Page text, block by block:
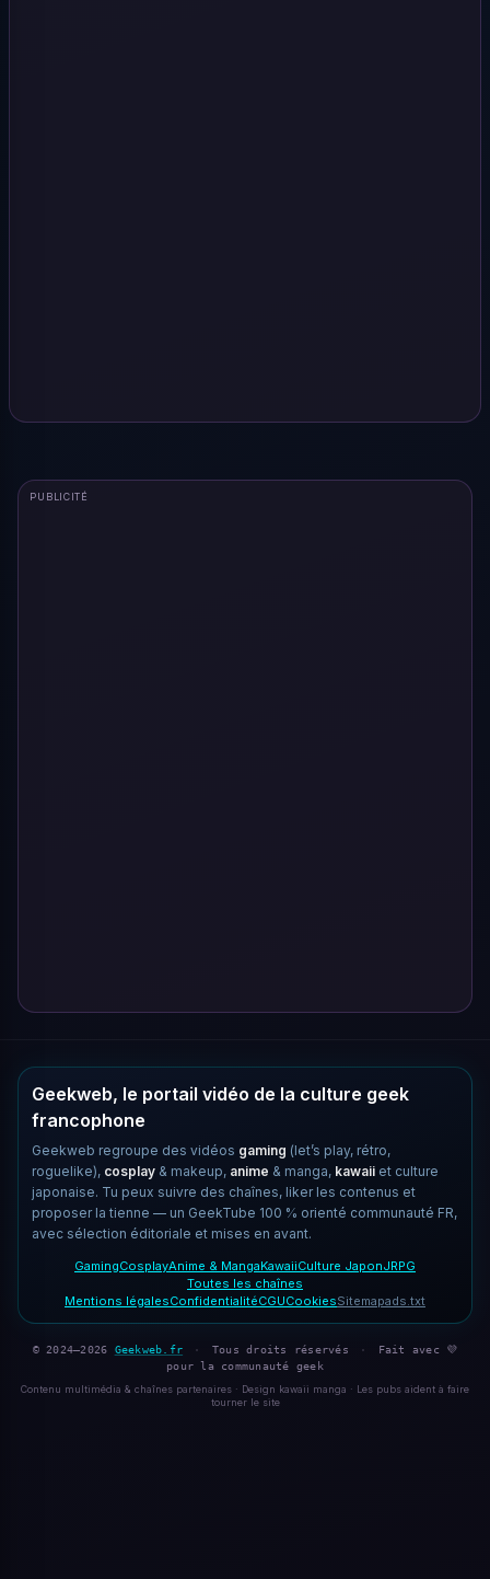
PUBLICITÉ
Geekweb, le portail vidéo de la culture geek
francophone
Geekweb regroupe des vidéos gaming (let’s play, rétro,
roguelike), cosplay & makeup, anime & manga, kawaii et culture
japonaise. Tu peux suivre des chaînes, liker les contenus et
proposer la tienne — un GeekTube 100 % orienté communauté FR,
avec sélection éditoriale et mises en avant.
GamingCosplayAnime & MangaKawaiiCulture JaponJRPG
Toutes les chaînes
Mentions légalesConfidentialitéCGUCookiesSitemapads.txt
© 2024–2026 Geekweb.fr · Tous droits réservés ·
Fait avec 💜
pour la communauté geek
Contenu multimédia & chaînes partenaires · Design kawaii manga · Les pubs aident à faire
tourner le site